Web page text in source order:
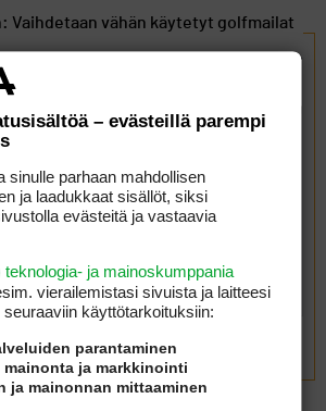
Vaihdetaan vähän käytetyt golfmailat
– evästeillä parempi
sinulle parhaan mahdollisen
ja laadukkaat sisällöt, siksi
evästeitä ja vastaavia
teknologia- ja mainoskumppania
vierailemis­tasi sivuista ja laitteesi
käyttötarkoituksiin:
parantaminen
ja markkinointi
ja mainonnan mittaaminen